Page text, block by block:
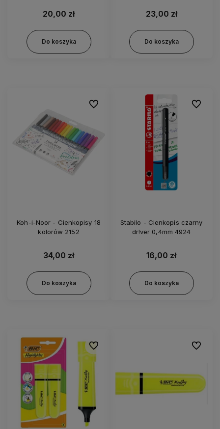
20,00 zł
Do koszyka
23,00 zł
Do koszyka
Koh-i-Noor - Cienkopisy 18
kolorów 2152
34,00 zł
Do koszyka
Do ulubionych
Stabilo - Cienkopis czarny
dr!ver 0,4mm 4924
16,00 zł
Do koszyka
Do
Do ulubionych Do